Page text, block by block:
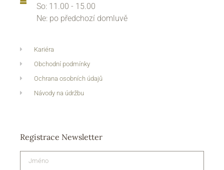
So: 11.00 - 15.00
Ne: po předchozí domluvě
Kariéra
Obchodní podmínky
Ochrana osobních údajů
Návody na údržbu
Registrace Newsletter